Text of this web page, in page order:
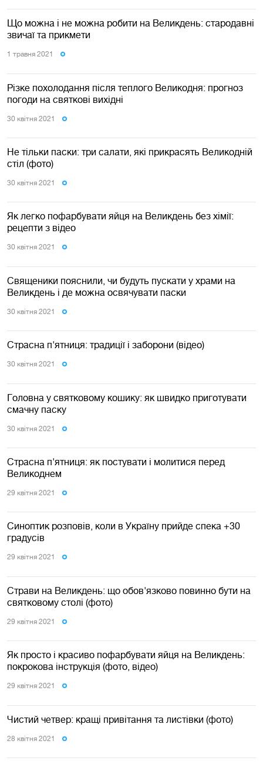
Що можна і не можна робити на Великдень: стародавні
звичаї та прикмети
1 травня 2021
Різке похолодання після теплого Великодня: прогноз
погоди на святкові вихідні
30 квiтня 2021
Не тільки паски: три салати, які прикрасять Великодній
стіл (фото)
30 квiтня 2021
Як легко пофарбувати яйця на Великдень без хімії:
рецепти з відео
30 квiтня 2021
Священики пояснили, чи будуть пускати у храми на
Великдень і де можна освячувати паски
30 квiтня 2021
Страсна п'ятниця: традиції і заборони (відео)
30 квiтня 2021
Головна у святковому кошику: як швидко приготувати
смачну паску
30 квiтня 2021
Страсна п'ятниця: як постувати і молитися перед
Великоднем
29 квiтня 2021
Синоптик розповів, коли в Україну прийде спека +30
градусів
29 квiтня 2021
Страви на Великдень: що обов'язково повинно бути на
святковому столі (фото)
29 квiтня 2021
Як просто і красиво пофарбувати яйця на Великдень:
покрокова інструкція (фото, відео)
29 квiтня 2021
Чистий четвер: кращі привітання та листівки (фото)
28 квiтня 2021